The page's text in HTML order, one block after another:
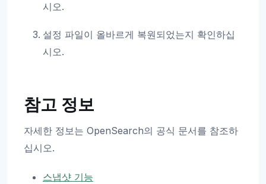
시오.
설정 파일이 올바르게 복원되었는지 확인하십
시오.
참고 정보
자세한 정보는 OpenSearch의 공식 문서를 참조하
십시오.
스냅샷 기능